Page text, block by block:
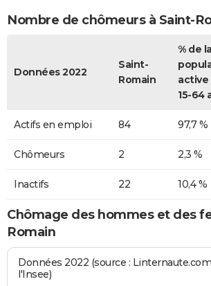
Nombre de chômeurs à Saint-
Données 2022
Saint-
Romain
% de la
active
15-64
Actifs en emploi 84 97,7 %
Chômeurs 2 2,3 %
Inactifs 22 10,4 %
Chômage des hommes et des
Romain
Données 2022 (source :
l'Insee)